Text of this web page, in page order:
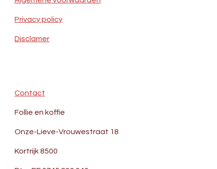
Privacy policy
Disclamer
Contact
Follie en koffie
Onze-Lieve-Vrouwestraat 18
Kortrijk 8500